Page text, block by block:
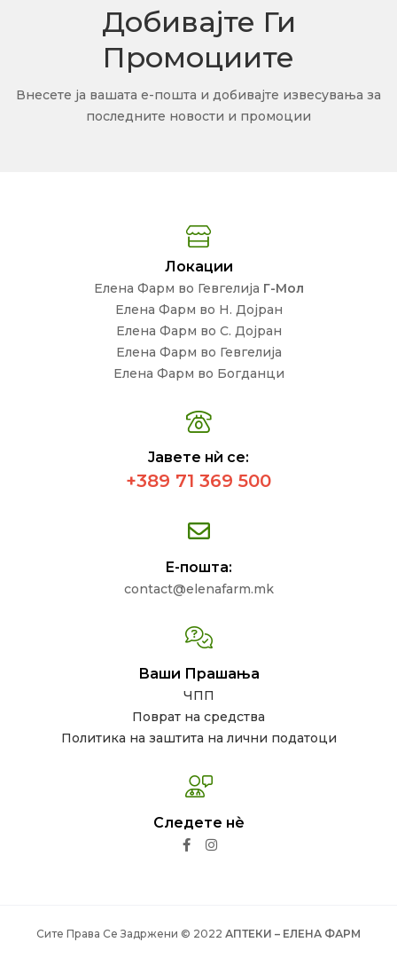
Добивајте Ги
Промоциите
Внесете ја вашата е-пошта и добивајте извесувања за
последните новости и промоции
Локации
Елена Фарм во Гевгелија Г-Мол
Елена Фарм во Н. Дојран
Елена Фарм во С. Дојран
Елена Фарм во Гевгелија
Елена Фарм во Богданци
Јавете нѝ се:
+389 71 369 500
Е-пошта:
contact@elenafarm.mk
Ваши Прашања
ЧПП
Поврат на средства
Политика на заштита на лични податоци
Следете нѐ
Сите Права Се Задржени © 2022 АПТЕКИ – ЕЛЕНА ФАРМ